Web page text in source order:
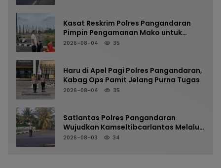
Kasat Reskrim Polres Pangandaran
Pimpin Pengamanan Mako untuk
Perkuat Kesiapsiagaan Personel
2026-08-04 35
Haru di Apel Pagi Polres Pangandaran,
Kabag Ops Pamit Jelang Purna Tugas
2026-08-04 35
Satlantas Polres Pangandaran
Wujudkan Kamseltibcarlantas Melalui
Pelayanan Arus Pagi
2026-08-03 34